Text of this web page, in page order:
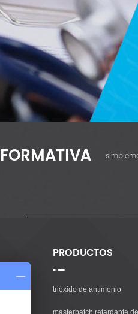
PRODUCTOS
trióxido de antimonio
masterbatch retardante